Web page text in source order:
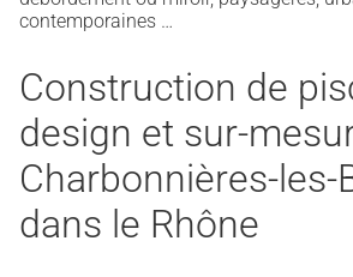
contemporaines …
Construction de
design et sur-
Charbonnières-les-
dans le Rhône